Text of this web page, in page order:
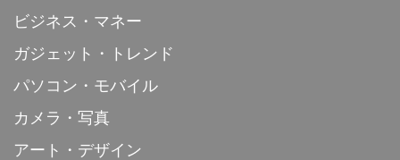
ビジネス・マネー
ガジェット・トレンド
パソコン・モバイル
カメラ・写真
アート・デザイン